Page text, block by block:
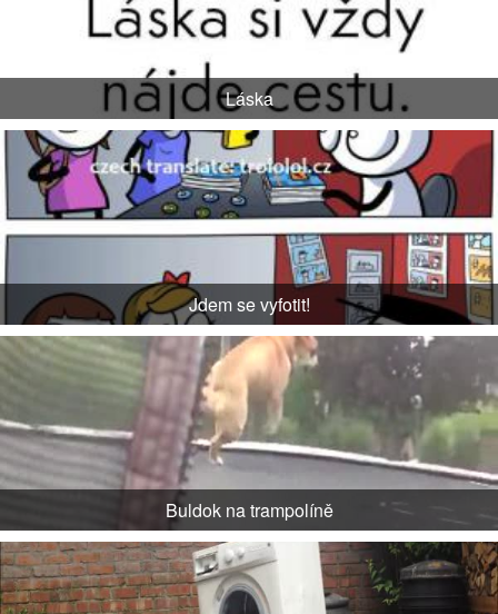
Láska
Jdem se vyfotit!
Buldok na trampolíně